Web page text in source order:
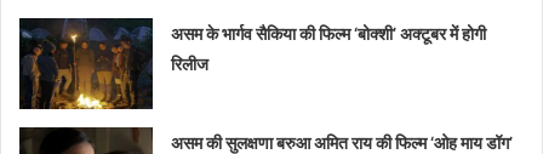
असम के भार्गव सैकिया की फिल्म ‘बोक्शी’ अक्टूबर में होगी
रिलीज
असम की सुलक्षणा बरुआ अमित राय की फिल्म ‘ओह माय डॉग’